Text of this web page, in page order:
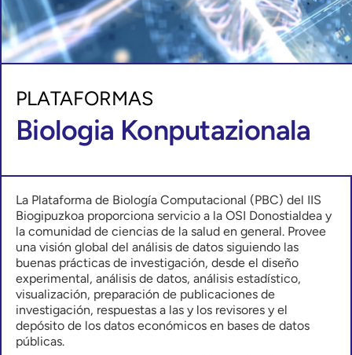
PLATAFORMAS
Biologia Konputazionala
La Plataforma de Biología Computacional (PBC) del IIS
Biogipuzkoa proporciona servicio a la OSI Donostialdea y
la comunidad de ciencias de la salud en general. Provee
una visión global del análisis de datos siguiendo las
buenas prácticas de investigación, desde el diseño
experimental, análisis de datos, análisis estadístico,
visualización, preparación de publicaciones de
investigación, respuestas a las y los revisores y el
depósito de los datos económicos en bases de datos
públicas.